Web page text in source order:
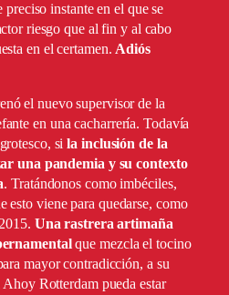
preciso instante en el que se
riesgo que al fin y al cabo
en el certamen.Adiós
el nuevo supervisor de la
en una cacharrería. Todavía
sila inclusión de la
una pandemia y su contexto
. Tratándonos como imbéciles,
esto viene para quedarse, como
Una rastrera artimaña
que mezcla el tocino
mayor contradicción, a su
Rotterdam pueda estar